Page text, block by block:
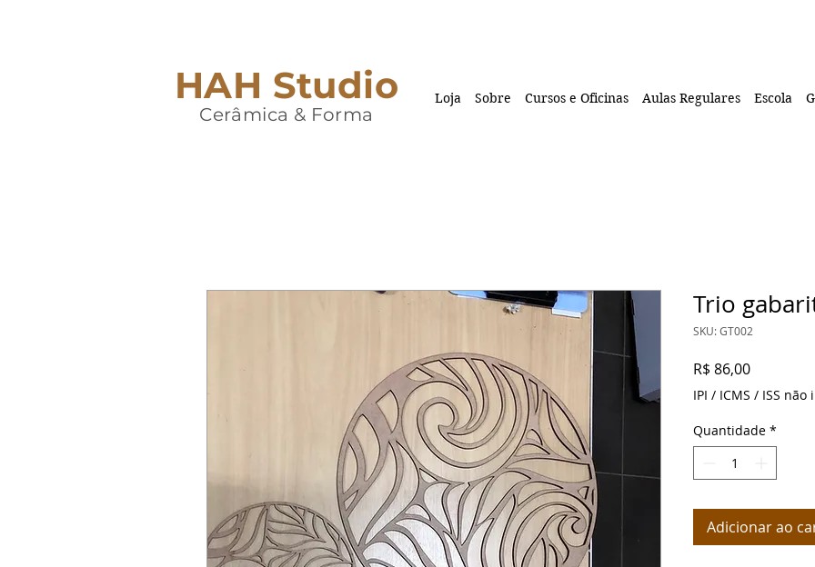
HAH Studio
Cerâmica & Forma
Loja Sobre Cursos e Oficinas Aulas Regulares Escola
Trio
SKU: GT002
R$ 86,00Preço
IPI / ICMS / ISS não
Quantidade *
Adicionar ao